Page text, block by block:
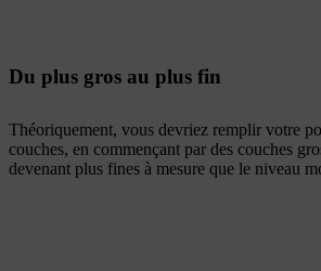
Du plus gros au plus fin
Théoriquement, vous devriez remplir votre
couches, en commençant par des couches
devenant plus fines à mesure que le niveau